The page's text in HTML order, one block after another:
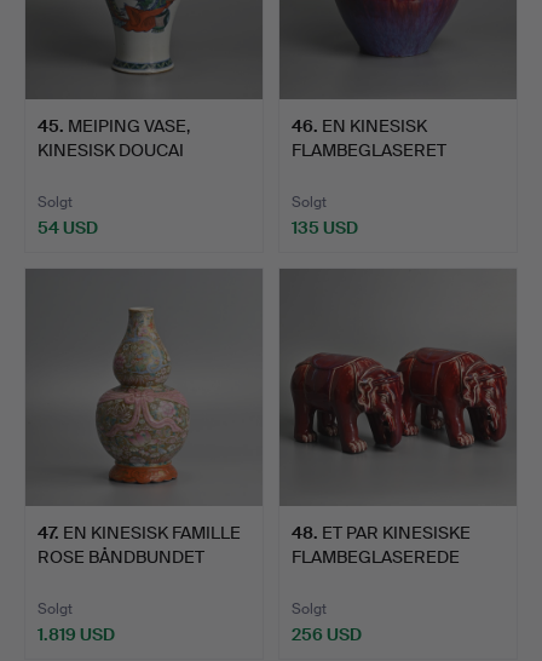
45. MEIPING VASE,
KINESISK DOUCAI
Solgt
54 USD
46. EN KINESISK
FLAMBEGLASERET
Solgt
135 USD
47. EN KINESISK FAMILLE
ROSE BÅNDBUNDET
Solgt
1.819 USD
48. ET PAR KINESISKE
FLAMBEGLASEREDE
Solgt
256 USD